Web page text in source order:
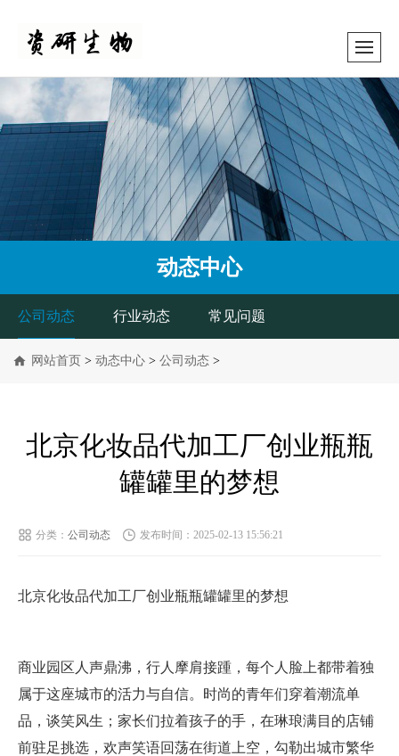
动态中心
公司动态 行业动态 常见问题
网站首页 > 动态中心 > 公司动态 >
北京化妆品代加工厂创业瓶瓶
罐罐里的梦想
分类： 公司动态 发布时间：2025-02-13 15:56:21
北京化妆品代加工厂创业瓶瓶罐罐里的梦想
商业园区人声鼎沸，行人摩肩接踵，每个人脸上都带着独
属于这座城市的活力与自信。时尚的青年们穿着潮流单
品，谈笑风生；家长们拉着孩子的手，在琳琅满目的店铺
前驻足挑选，欢声笑语回荡在街道上空，勾勒出城市繁华